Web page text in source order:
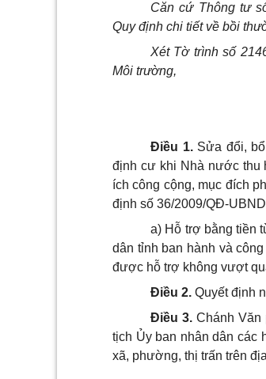
Căn cứ Thông tư
Quy định chi tiết về bồi
Xét Tờ trình số
Môi trường,
Điều 1. Sửa đổi,
định cư khi Nhà nước thu
ích công cộng, mục đích
định số 36/2009/QĐ-
a) Hỗ trợ bằng tiền
dân tỉnh ban hành và
được hỗ trợ không vượt
Điều 2. Quyết định
Điều 3.Chánh Văn
tịch Ủy ban nhân dân các
xã, phường, thị trấn trên